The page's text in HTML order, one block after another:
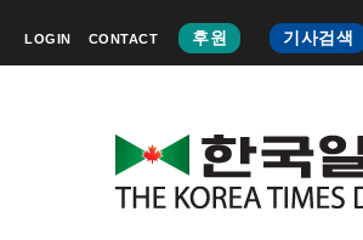
LOGIN CONTACT 후원 기사검색